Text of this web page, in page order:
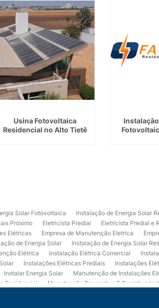
Usina Fotovoltaica
Residencial no Alto Tietê
Solar Fotovoltaica Instalação de Energia Solar
Próximo Eletricista Predial Eletricista Predial e
Elétricas Empresa de Manutenção Eletrica
de Energia Solar Instalação de Energia Solar
Elétrica Instalação Elétrica Comercial
Instalações Elétricas Prediais Instalações
Instalar Energia Solar Manutenção de Instalações
Residencial
Manutenção Preventiva E Corretiva